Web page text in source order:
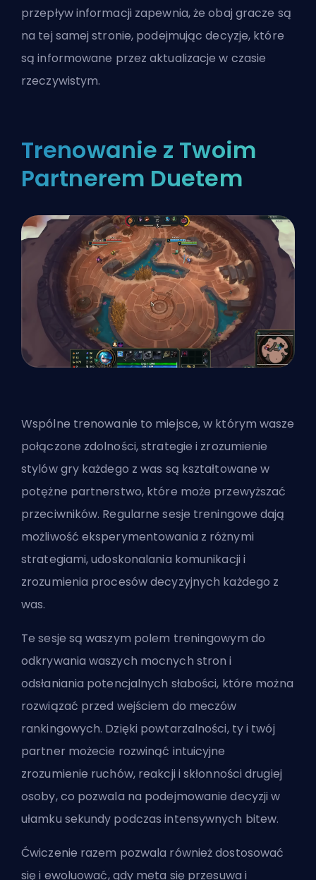
przepływ informacji zapewnia, że obaj gracze są
na tej samej stronie, podejmując decyzje, które
są informowane przez aktualizacje w czasie
rzeczywistym.
Trenowanie z Twoim
Partnerem Duetem
Wspólne trenowanie to miejsce, w którym wasze
połączone zdolności, strategie i zrozumienie
stylów gry każdego z was są kształtowane w
potężne partnerstwo, które może przewyższać
przeciwników. Regularne sesje treningowe dają
możliwość eksperymentowania z różnymi
strategiami, udoskonalania komunikacji i
zrozumienia procesów decyzyjnych każdego z
was.
Te sesje są waszym polem treningowym do
odkrywania waszych mocnych stron i
odsłaniania potencjalnych słabości, które można
rozwiązać przed wejściem do meczów
rankingowych. Dzięki powtarzalności, ty i twój
partner możecie rozwinąć intuicyjne
zrozumienie ruchów, reakcji i skłonności drugiej
osoby, co pozwala na podejmowanie decyzji w
ułamku sekundy podczas intensywnych bitew.
Ćwiczenie razem pozwala również dostosować
się i ewoluować, gdy meta się przesuwa i